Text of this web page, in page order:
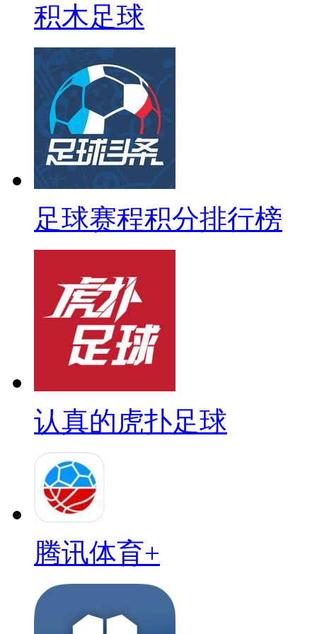
积木足球
足球赛程积分排行榜
认真的虎扑足球
腾讯体育+